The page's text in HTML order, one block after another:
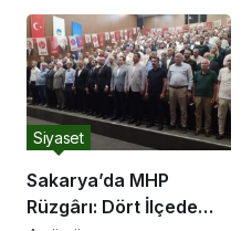
araştırılması için Meclis
Araştırması açılmasını
istedik.”
Sakarya’da MHP
Rüzgârı: Dört İlçede
Siyaset